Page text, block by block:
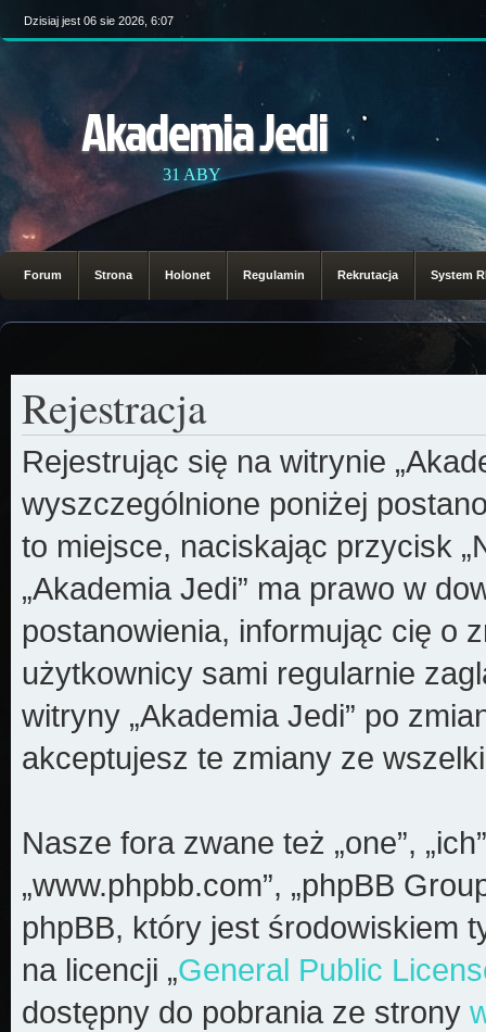
Dzisiaj jest 06 sie 2026, 6:07
Akademia Jedi
31 ABY
Forum Strona Holonet Regulamin Rekrutacja System
Rejestracja
Rejestrując się na witrynie
wyszczególnione poniżej
to miejsce, naciskając przycisk
„Akademia Jedi” ma prawo w
postanowienia, informując cię o
użytkownicy sami regularnie
witryny „Akademia Jedi” po
akceptujesz te zmiany ze
Nasze fora zwane też „one”,
„www.phpbb.com”, „phpBB
phpBB, który jest środowiskiem
na licencji „General Public
dostępny do pobrania ze strony